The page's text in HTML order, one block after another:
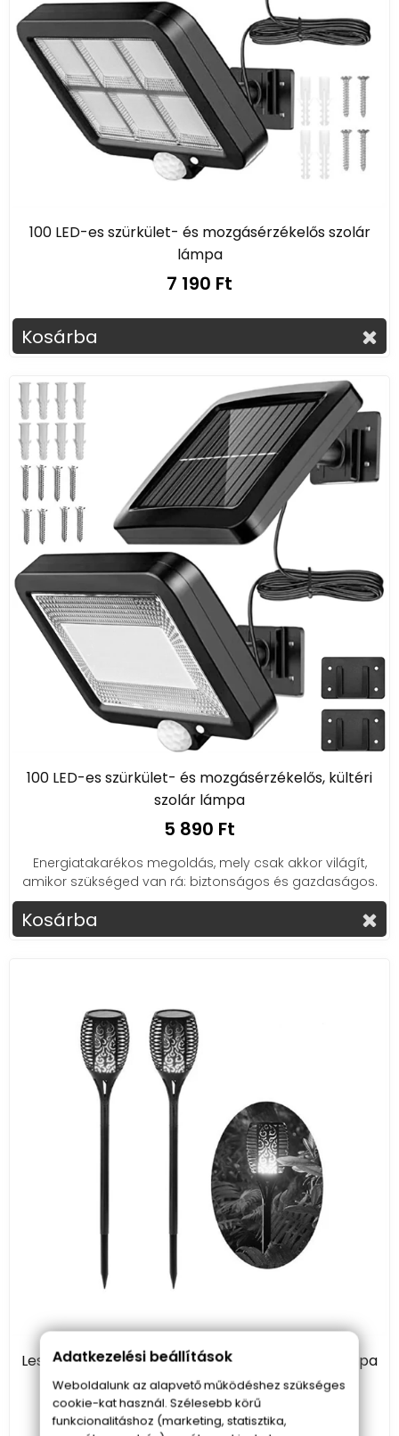
100 LED-es szürkület- és mozgásérzékelős szolár
lámpa
7 190 Ft
Kosárba
100 LED-es szürkület- és mozgásérzékelős, kültéri
szolár lámpa
5 890 Ft
Energiatakarékos megoldás, mely csak akkor világít,
amikor szükséged van rá: biztonságos és gazdaságos.
Kosárba
Leszúrható, napelemes, fáklya hatású dekor lámpa
melegfehér fénnyel és láng mintával - 51 cm,
időjárásálló -1 db
2 890 Ft
Adatkezelési beállítások
Weboldalunk az alapvető működéshez szükséges
cookie-kat használ. Szélesebb körű
funkcionalitáshoz (marketing, statisztika,